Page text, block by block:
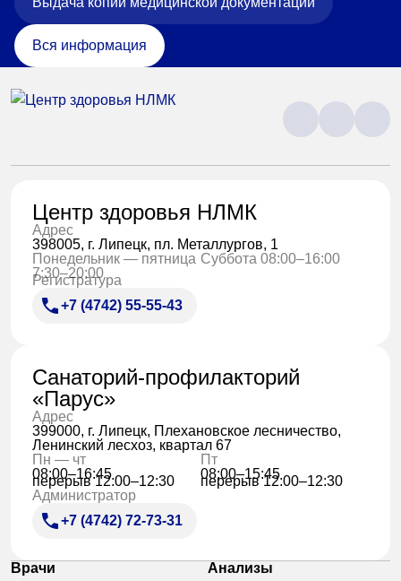
Вся информация
Центр здоровья НЛМК
Адрес
398005, г. Липецк, пл. Металлургов, 1
Понедельник — пятница
7:30–20:00
Суббота 08:00–16:00
Регистратура
+7 (4742) 55-55-43
Санаторий-профилакторий
«Парус»
Адрес
399000, г. Липецк, Плехановское лесничество,
Ленинский лесхоз, квартал 67
Пн — чт
08:00–16:45
перерыв 12:00–12:30
Пт
08:00–15:45
перерыв 12:00–12:30
Администратор
+7 (4742) 72-73-31
Врачи
Анализы